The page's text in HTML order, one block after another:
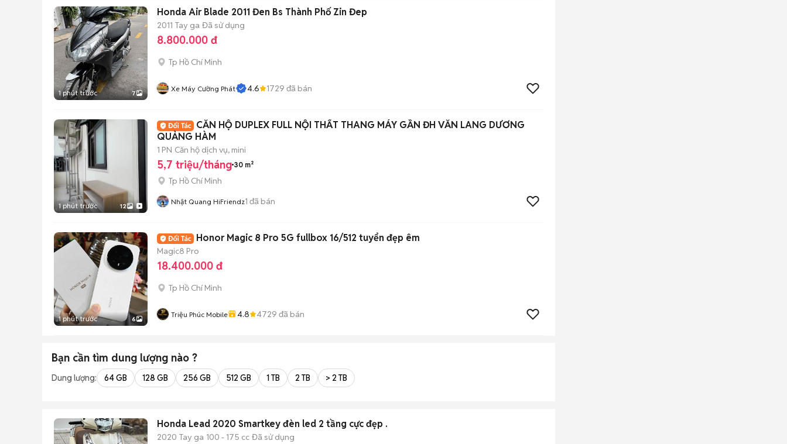
1 phút trước 7
Honda Air Blade 2011 Đen Bs Thành Phố Zin Đep
2011 Tay ga Đã sử dụng
8.800.000 đ
Tp Hồ Chí Minh
Xe Máy Cường Phát 4.6 1729 đã bán
1 phút trước 12
CĂN HỘ DUPLEX FULL NỘI THẤT THANG MÁY GẦN ĐH VĂN LANG DƯƠNG
QUẢNG HÀM
1 PN Căn hộ dịch vụ, mini
5,7 triệu/tháng 30 m²
Tp Hồ Chí Minh
Nhật Quang HiFriendz1 đã bán
1 phút trước 6
Honor Magic 8 Pro 5G fullbox 16/512 tuyển đẹp êm
Magic8 Pro
18.400.000 đ
Tp Hồ Chí Minh
Triệu Phúc Mobile 4.8 4729 đã bán
Bạn cần tìm dung lượng nào ?
Dung lượng: 64 GB 128 GB 256 GB 512 GB 1 TB 2 TB > 2 TB
Honda Lead 2020 Smartkey đèn led 2 tầng cực đẹp .
2020 Tay ga 100 - 175 cc Đã sử dụng